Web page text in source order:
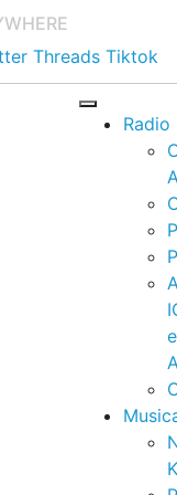
Threads Tiktok
Radio
e